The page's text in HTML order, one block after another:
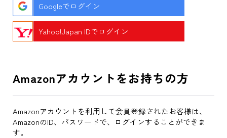
Googleでログイン
Yahoo!Japan IDでログイン
Amazonアカウントをお持ちの方
Amazonアカウントを利用して会員登録されたお客様は、
AmazonのID、パスワードで、ログインすることができま
す。